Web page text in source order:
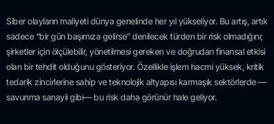
Siber olayların maliyeti dünya genelinde her yıl yükseliyor. Bu artış, artık
sadece “bir gün başımıza gelirse” denilecek türden bir risk olmadığını;
şirketler için ölçülebilir, yönetilmesi gereken ve doğrudan finansal etkisi
olan bir tehdit olduğunu gösteriyor. Özellikle işlem hacmi yüksek, kritik
tedarik zincirlerine sahip ve teknolojik altyapısı karmaşık sektörlerde —
savunma sanayii gibi— bu risk daha görünür hale geliyor.